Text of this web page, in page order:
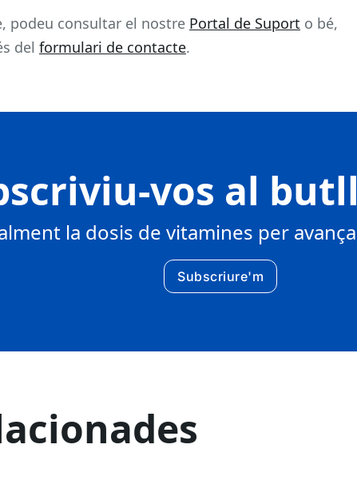
podeu consultar el nostre Portal de Suport o bé,
del formulari de contacte.
vos al
la dosis de vitamines per
Subscriure'm